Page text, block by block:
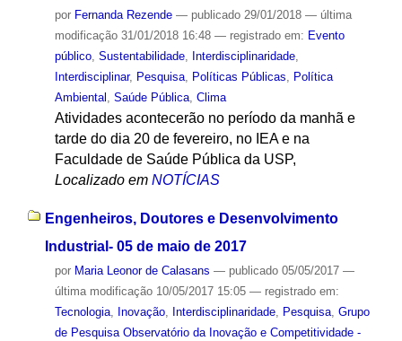
por Fernanda Rezende — publicado29/01/2018 — última
modificação31/01/2018 16:48 — registrado em: Evento
público, Sustentabilidade, Interdisciplinaridade,
Interdisciplinar, Pesquisa, Políticas Públicas, Política
Ambiental , Saúde Pública, Clima
Atividades acontecerão no período da manhã e
tarde do dia 20 de fevereiro, no IEA e na
Faculdade de Saúde Pública da USP,
Localizado em NOTÍCIAS
Engenheiros, Doutores e Desenvolvimento
Industrial- 05 de maio de 2017
por Maria Leonor de Calasans — publicado05/05/2017 —
última modificação10/05/2017 15:05 — registrado em:
Tecnologia, Inovação, Interdisciplinaridade, Pesquisa, Grupo
de Pesquisa Observatório da Inovação e Competitividade -